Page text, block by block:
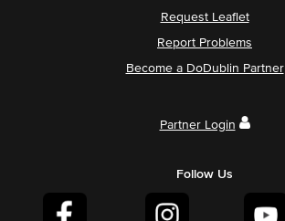
Request Leaflet
Report Problems
Become a DoDublin Partner
Partner Login
Follow Us